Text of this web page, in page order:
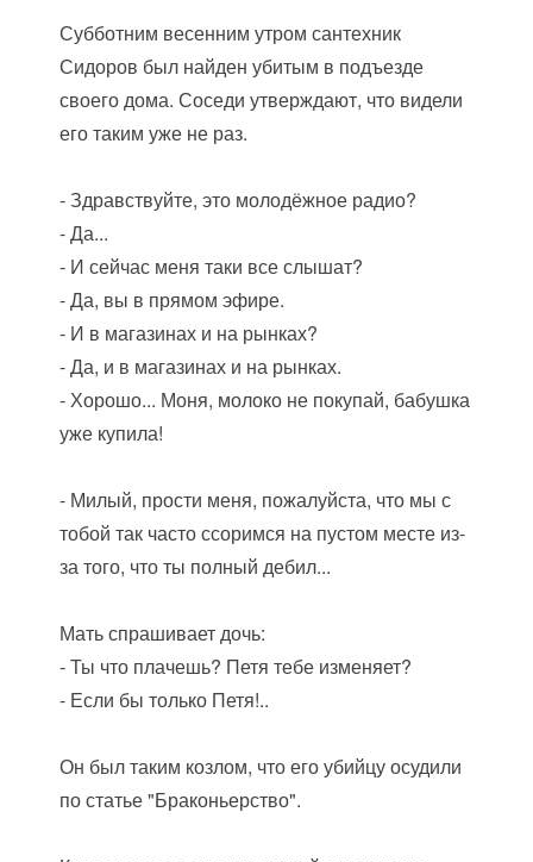
Субботним весенним утром сантехник
Сидоров был найден убитым в подъезде
своего дома. Соседи утверждают, что видели
его таким уже не раз.
- Здравствуйте, это молодёжное радио?
- Да...
- И сейчас меня таки все слышат?
- Да, вы в прямом эфире.
- И в магазинах и на рынках?
- Да, и в магазинах и на рынках.
- Хорошо... Моня, молоко не покупай, бабушка
уже купила!
- Милый, прости меня, пожалуйста, что мы с
тобой так часто ссоримся на пустом месте из-
за того, что ты полный дебил...
Мать спрашивает дочь:
- Ты что плачешь? Петя тебе изменяет?
- Если бы только Петя!..
Он был таким козлом, что его убийцу осудили
по статье "Браконьерство".